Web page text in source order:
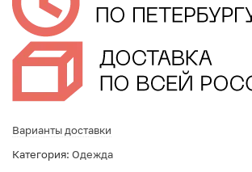
Варианты доставки
Категория: Одежда